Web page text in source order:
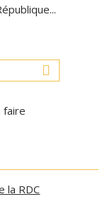
faire
la RDC